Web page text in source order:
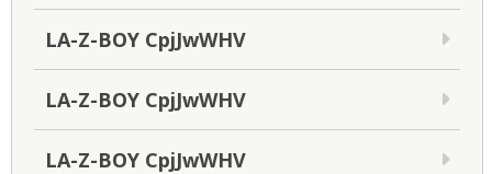
LA-Z-BOY CpjJwWHV
LA-Z-BOY CpjJwWHV
LA-Z-BOY CpjJwWHV